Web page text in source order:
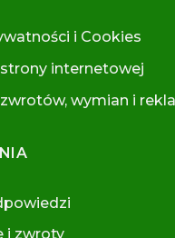
i Cookies
internetowej
wymian i
i zwroty